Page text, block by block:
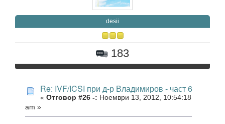
desii
183
Re: IVF/ICSI при д-р Владимиров - част 6
« Отговор #26 -: Ноември 13, 2012, 10:54:18
am »